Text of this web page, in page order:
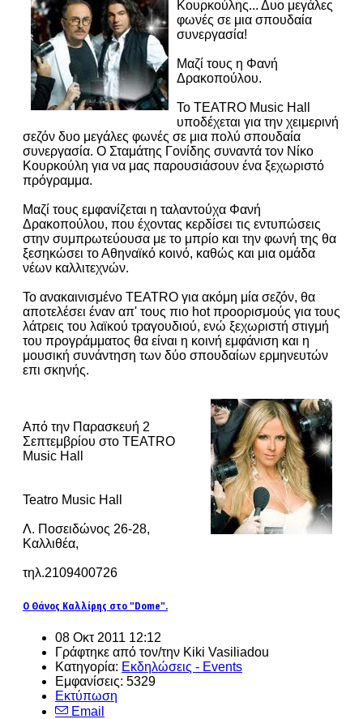
Κουρκούλης... Δυο μεγάλες
φωνές σε μια σπουδαία
συνεργασία!
Μαζί τους η Φανή
Δρακοπούλου.
To TEATRO Music Hall
υποδέχεται για την χειμερινή
σεζόν δυο μεγάλες φωνές σε μια πολύ σπουδαία
συνεργασία. Ο Σταμάτης Γονίδης συναντά τον Νίκο
Κουρκούλη για να μας παρουσιάσουν ένα ξεχωριστό
πρόγραμμα.
Μαζί τους εμφανίζεται η ταλαντούχα Φανή
Δρακοπούλου, που έχοντας κερδίσει τις εντυπώσεις
στην συμπρωτεύουσα με το μπρίο και την φωνή της θα
ξεσηκώσει το Αθηναϊκό κοινό, καθώς και μια ομάδα
νέων καλλιτεχνών.
Το ανακαινισμένο TEATRO για ακόμη μία σεζόν, θα
αποτελέσει έναν απ' τους πιο hot προορισμούς για τους
λάτρεις του λαϊκού τραγουδιού, ενώ ξεχωριστή στιγμή
του προγράμματος θα είναι η κοινή εμφάνιση και η
μουσική συνάντηση των δύο σπουδαίων ερμηνευτών
επι σκηνής.
Από την Παρασκευή 2
Σεπτεμβρίου στο TEATRO
Music Hall
Teatro Music Hall
Λ. Ποσειδώνος 26-28,
Καλλιθέα,
τηλ.2109400726
Ο Θάνος Καλλίρης στο "Dome".
08 Οκτ 2011 12:12
Γράφτηκε από τον/την Kiki Vasiliadou
Κατηγορία: Εκδηλώσεις - Events
Εμφανίσεις: 5329
Εκτύπωση
Email